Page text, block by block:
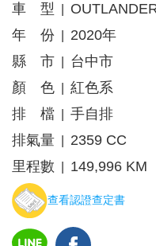
車 型
年 份
2020年
縣 市
台中市
顏 色
紅色系
排 檔
手自排
排氣量
2359 CC
里程數
149,996 KM
查看認證查定書